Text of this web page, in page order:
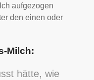
aufgezogen
den einen oder
Milch:
hätte, wie